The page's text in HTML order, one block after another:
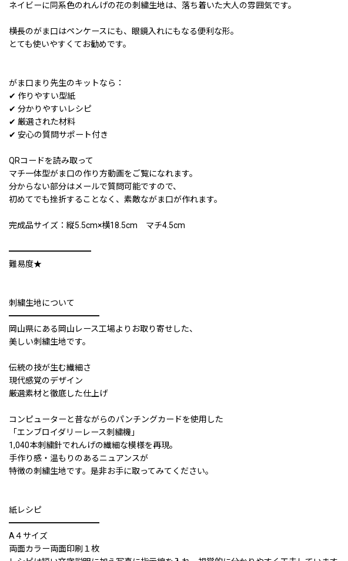
ネイビーに同系色のれんげの花の刺繍生地は、落ち着いた大人の雰囲気です。
横長のがま口はペンケースにも、眼鏡入れにもなる便利な形。
とても使いやすくてお勧めです。
がま口まり先生のキットなら：
✔ 作りやすい型紙
✔ 分かりやすいレシピ
✔ 厳選された材料
✔ 安心の質問サポート付き
QRコードを読み取って
マチ一体型がま口の作り方動画をご覧になれます。
分からない部分はメールで質問可能ですので、
初めてでも挫折することなく、素敵ながま口が作れます。
完成品サイズ：縦5.5cm×横18.5cm マチ4.5cm
━━━━━━━━━━
難易度★
刺繍生地について
━━━━━━━━━━━
岡山県にある岡山レース工場よりお取り寄せした、
美しい刺繍生地です。
伝統の技が生む繊細さ
現代感覚のデザイン
厳選素材と徹底した仕上げ
コンピューターと昔ながらのパンチングカードを使用した
「エンブロイダリーレース刺繍機」
1,040本刺繍針でれんげの繊細な模様を再現。
手作り感・温もりのあるニュアンスが
特徴の刺繍生地です。是非お手に取ってみてください。
紙レシピ
━━━━━━━━━━━
A４サイズ
両面カラー両面印刷１枚